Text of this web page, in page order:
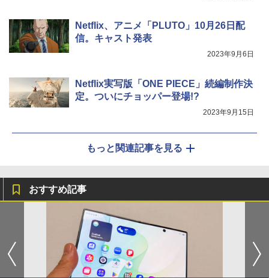
Netflix、アニメ「PLUTO」10月26日配
信。キャスト発表
2023年9月6日
Netflix実写版「ONE PIECE」続編制作決
定。ついにチョッパー登場!?
2023年9月15日
もっと関連記事を見る
おすすめ記事